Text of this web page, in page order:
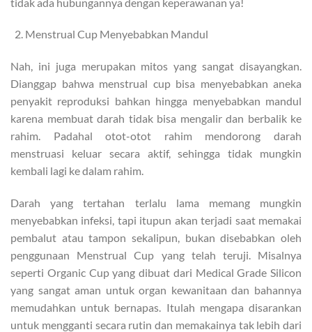
Menstrual Cup Menyebabkan Mandul
Nah, ini juga merupakan mitos yang sangat disayangkan.
Dianggap bahwa menstrual cup bisa menyebabkan aneka
penyakit reproduksi bahkan hingga menyebabkan mandul
karena membuat darah tidak bisa mengalir dan berbalik ke
rahim. Padahal otot-otot rahim mendorong darah
menstruasi keluar secara aktif, sehingga tidak mungkin
kembali lagi ke dalam rahim.
Darah yang tertahan terlalu lama memang mungkin
menyebabkan infeksi, tapi itupun akan terjadi saat memakai
pembalut atau tampon sekalipun, bukan disebabkan oleh
penggunaan Menstrual Cup yang telah teruji. Misalnya
seperti Organic Cup yang dibuat dari Medical Grade Silicon
yang sangat aman untuk organ kewanitaan dan bahannya
memudahkan untuk bernapas. Itulah mengapa disarankan
untuk mengganti secara rutin dan memakainya tak lebih dari